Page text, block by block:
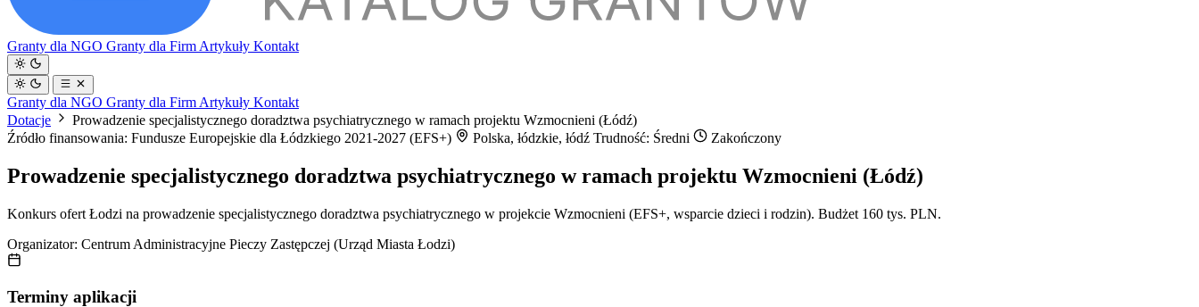
Granty dla NGO Granty dla Firm Artykuły Kontakt
Granty dla NGO Granty dla Firm Artykuły Kontakt
Dotacje
Prowadzenie specjalistycznego doradztwa psychiatrycznego w ramach projektu Wzmocnieni (Łódź)
Źródło finansowania: Fundusze Europejskie dla Łódzkiego 2021-2027 (EFS+)
Polska, łódzkie, łódź Trudność: Średni Zakończony
Prowadzenie specjalistycznego doradztwa psychiatrycznego w ramach projektu Wzmocnieni (Łódź)
Konkurs ofert Łodzi na prowadzenie specjalistycznego doradztwa psychiatrycznego w projekcie Wzmocnieni (EFS+, wsparcie dzieci i rodzin). Budżet 160 tys. PLN.
Organizator: Centrum Administracyjne Pieczy Zastępczej (Urząd Miasta Łodzi)
Terminy aplikacji